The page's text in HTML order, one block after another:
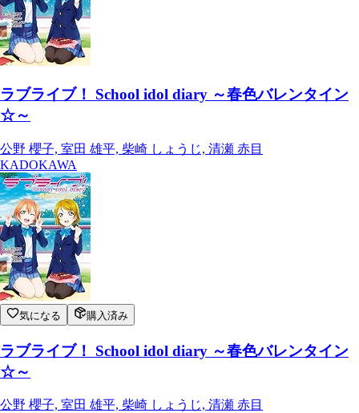
ラブライブ！ School idol diary ～春色バレンタイン
☆～
公野 櫻子, 室田 雄平, 柴崎 しょうじ, 清瀬 赤目
KADOKAWA
気になる 購入済み
ラブライブ！ School idol diary ～春色バレンタイン
☆～
公野 櫻子, 室田 雄平, 柴崎 しょうじ, 清瀬 赤目